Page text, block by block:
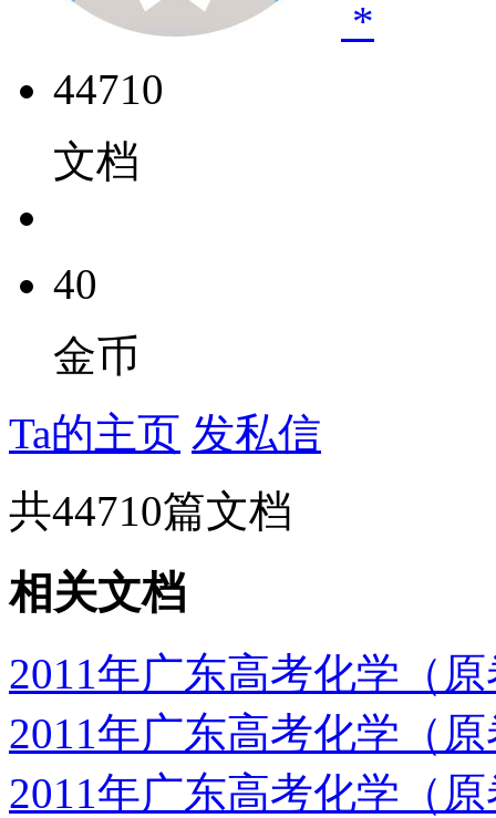
*
44710
文档
40
金币
Ta的主页 发私信
共44710篇文档
相关文档
2011年广东高考化学（
2011年广东高考化学（
2011年广东高考化学（